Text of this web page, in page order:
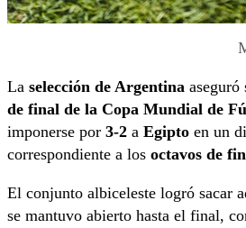
La selección de Argentina aseguró
de final de la Copa Mundial de
imponerse por 3-2 a Egipto en un
correspondiente a los octavos de
El conjunto albiceleste logró sacar
se mantuvo abierto hasta el final,